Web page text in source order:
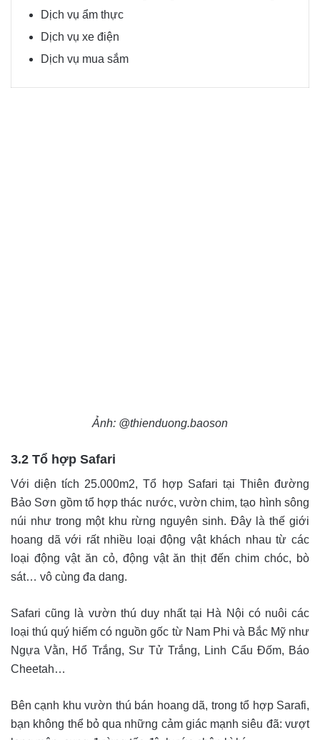
Dịch vụ ẩm thực
Dịch vụ xe điện
Dịch vụ mua sắm
Ảnh: @thienduong.baoson
3.2 Tổ hợp Safari
Với diện tích 25.000m2, Tổ hợp Safari tại Thiên đường
Bảo Sơn gồm tổ hợp thác nước, vườn chim, tạo hình sông
núi như trong một khu rừng nguyên sinh. Đây là thế giới
hoang dã với rất nhiều loại động vật khách nhau từ các
loại động vật ăn cỏ, động vật ăn thịt đến chim chóc, bò
sát… vô cùng đa dang.
Safari cũng là vườn thú duy nhất tại Hà Nội có nuôi các
loại thú quý hiếm có nguồn gốc từ Nam Phi và Bắc Mỹ như
Ngựa Vằn, Hổ Trắng, Sư Tử Trắng, Linh Cẩu Đốm, Báo
Cheetah…
Bên cạnh khu vườn thú bán hoang dã, trong tổ hợp Sarafi,
bạn không thể bỏ qua những cảm giác mạnh siêu đã: vượt